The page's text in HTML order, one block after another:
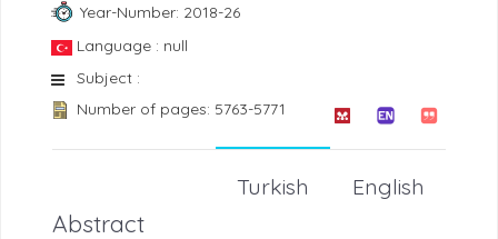
Year-Number: 2018-26
Language : null
Subject :
Number of pages: 5763-5771
English
Turkish
Abstract